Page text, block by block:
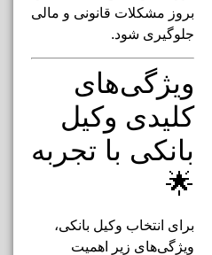
بروز مشکلات قانونی و مالی
جلوگیری شود.
ویژگی‌های
کلیدی وکیل
بانکی با تجربه
🌟
برای انتخاب وکیل بانکی،
ویژگی‌های زیر اهمیت